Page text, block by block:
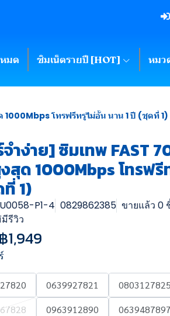
มด ซิมเน็ตรายปี [HOT] หมว
1000Mbps โทรฟรีทรูไม่อั้น นาน 1 ปี (ชุดที่ 1)
ำง่าย] ซิมเทพ FAST
สุด 1000Mbps โทรฟรี
1)
P1-4 0829862385 ขายแล้ว 0
รีวิว
฿1,949
0639927821 0803127825
0963912890 0639487897